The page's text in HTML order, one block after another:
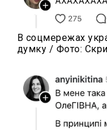
В соцмережах
думку / Фото: